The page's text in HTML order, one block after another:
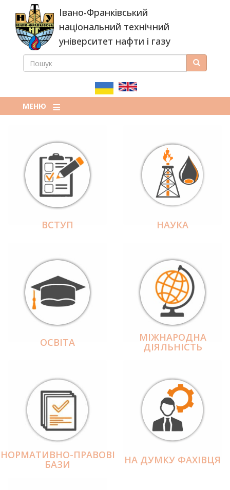
основного
вмісту
Івано-Франківський
національний технічний
університет нафти і газу
ПОШУКОВА
ПОШУК Пошук
МЕНЮ
ВСТУП НАУКА
ОСВІТА МІЖНАРОДНА
ДІЯЛЬНІCТЬ
НОРМАТИВНО-ПРАВОВІ
БАЗИ НА ДУМКУ ФАХІВЦЯ